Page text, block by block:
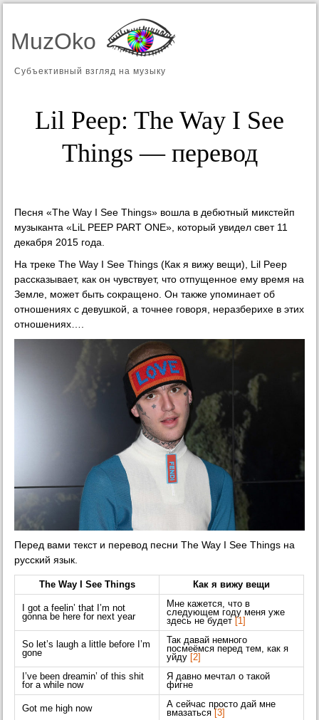
MuzOko
Субъективный взгляд на музыку
Lil Peep: The Way I See
Things — перевод
Песня «The Way I See Things» вошла в дебютный микстейп
музыканта «LiL PEEP PART ONE», который увидел свет 11
декабря 2015 года.
На треке The Way I See Things (Как я вижу вещи), Lil Peep
рассказывает, как он чувствует, что отпущенное ему время на
Земле, может быть сокращено. Он также упоминает об
отношениях с девушкой, а точнее говоря, неразберихе в этих
отношениях….
Перед вами текст и перевод песни The Way I See Things на
русский язык.
The Way I See Things Как я вижу вещи
I got a feelin’ that I’m not
gonna be here for next year
Мне кажется, что в
следующем году меня уже
здесь не будет
[1]
So let’s laugh a little before I’m
gone
Так давай немного
посмеёмся перед тем, как я
уйду [2]
I’ve been dreamin’ of this shit
for a while now
Я давно мечтал о такой
фигне
Got me high now
А сейчас просто дай мне
вмазаться [3]